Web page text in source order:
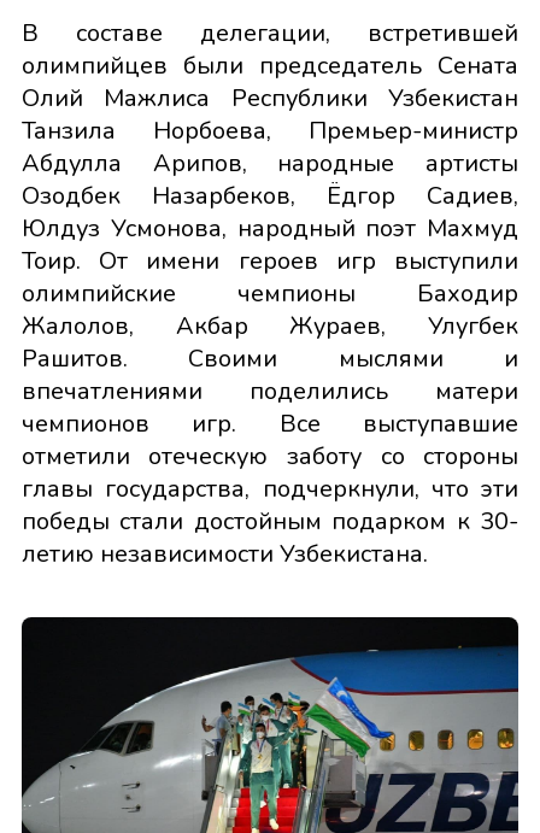
В составе делегации, встретившей
олимпийцев были председатель Сената
Олий Мажлиса Республики Узбекистан
Танзила Норбоева, Премьер-министр
Абдулла Арипов, народные артисты
Озодбек Назарбеков, Ёдгор Садиев,
Юлдуз Усмонова, народный поэт Махмуд
Тоир. От имени героев игр выступили
олимпийские чемпионы Баходир
Жалолов, Акбар Жураев, Улугбек
Рашитов. Своими мыслями и
впечатлениями поделились матери
чемпионов игр. Все выступавшие
отметили отеческую заботу со стороны
главы государства, подчеркнули, что эти
победы стали достойным подарком к 30-
летию независимости Узбекистана.